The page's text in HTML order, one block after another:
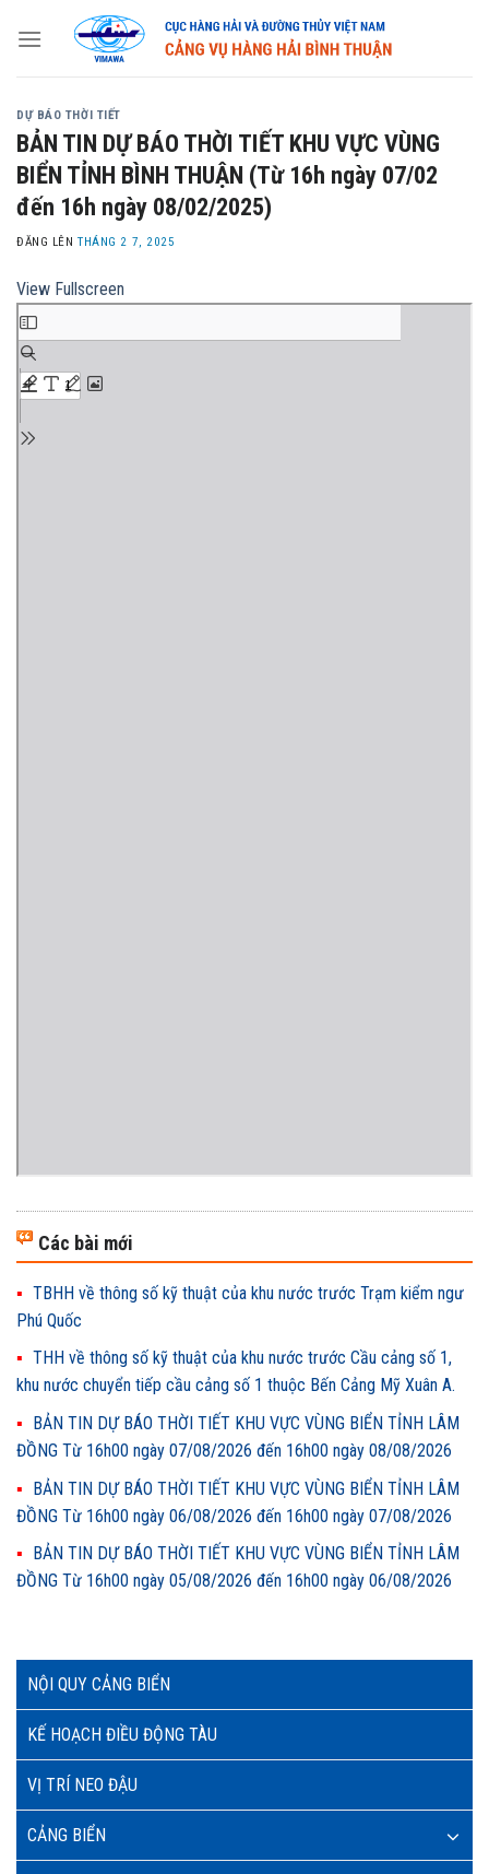
NỘI QUY CẢNG BIỂN
KẾ HOẠCH ĐIỀU ĐỘNG TÀU
VỊ TRÍ NEO ĐẬU
CẢNG BIỂN
DỰ BÁO THỜI TIẾT
BẢN TIN DỰ BÁO THỜI TIẾT KHU VỰC VÙNG
BIỂN TỈNH BÌNH THUẬN (Từ 16h ngày 07/02
đến 16h ngày 08/02/2025)
ĐĂNG LÊNTHÁNG 2 7, 2025
View Fullscreen
Các bài mới
TBHH về thông số kỹ thuật của khu nước trước Trạm kiểm ngư
Phú Quốc
THH về thông số kỹ thuật của khu nước trước Cầu cảng số 1,
khu nước chuyển tiếp cầu cảng số 1 thuộc Bến Cảng Mỹ Xuân A.
BẢN TIN DỰ BÁO THỜI TIẾT KHU VỰC VÙNG BIỂN TỈNH LÂM
ĐỒNG Từ 16h00 ngày 07/08/2026 đến 16h00 ngày 08/08/2026
BẢN TIN DỰ BÁO THỜI TIẾT KHU VỰC VÙNG BIỂN TỈNH LÂM
ĐỒNG Từ 16h00 ngày 06/08/2026 đến 16h00 ngày 07/08/2026
BẢN TIN DỰ BÁO THỜI TIẾT KHU VỰC VÙNG BIỂN TỈNH LÂM
ĐỒNG Từ 16h00 ngày 05/08/2026 đến 16h00 ngày 06/08/2026